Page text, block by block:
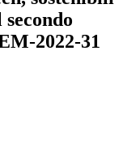
2022-31